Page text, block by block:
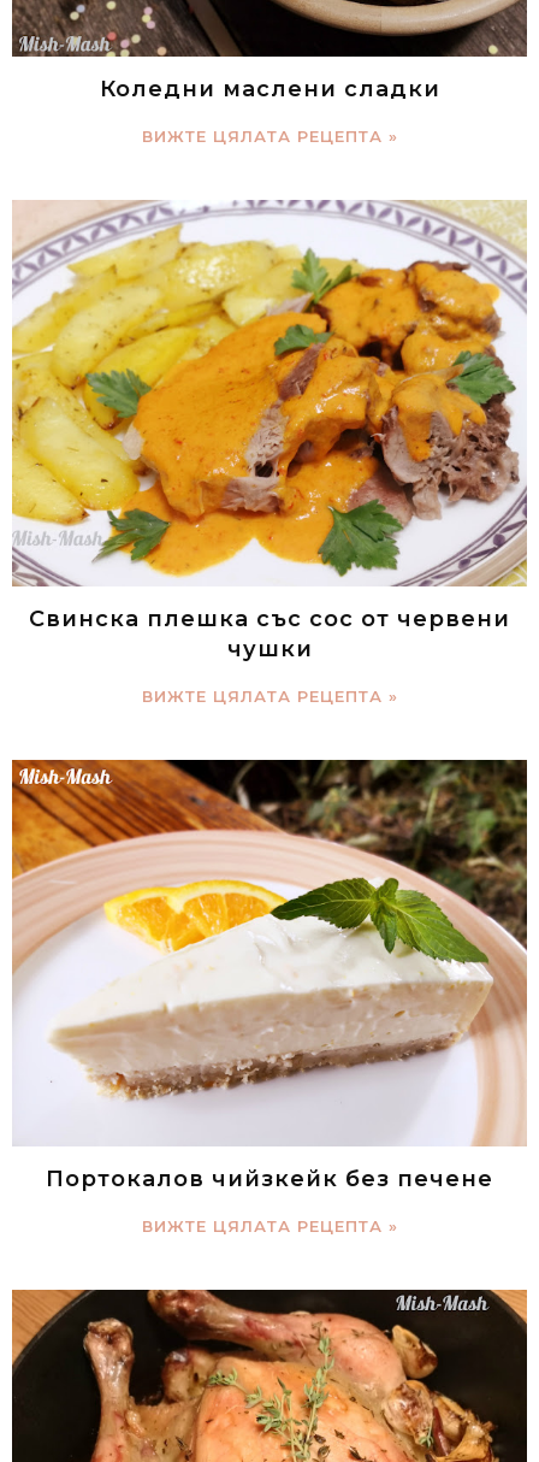
Коледни маслени сладки
ВИЖТЕ ЦЯЛАТА РЕЦЕПТА »
Свинска плешка със сос от червени
чушки
ВИЖТЕ ЦЯЛАТА РЕЦЕПТА »
Портокалов чийзкейк без печене
ВИЖТЕ ЦЯЛАТА РЕЦЕПТА »